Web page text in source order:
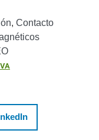
, Contacto